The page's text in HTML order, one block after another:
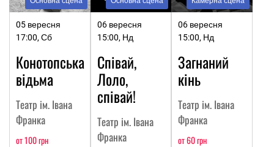
05 вересня
17:00, Сб
Конотопська
відьма
Театр ім. Івана
Франка
от 100 грн
06 вересня
15:00, Нд
Співай,
Лоло,
співай!
Театр ім. Івана
Франка
06 вересня
15:00, Нд
Загнаний
кінь
Театр ім. Івана
Франка
от 60 грн